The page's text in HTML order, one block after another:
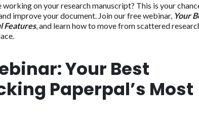
on your research manuscript? This is your
improve your document. Join our free webinar, Your
Features, and learn how to move from scattered
Your Best
Paperpal’s Most